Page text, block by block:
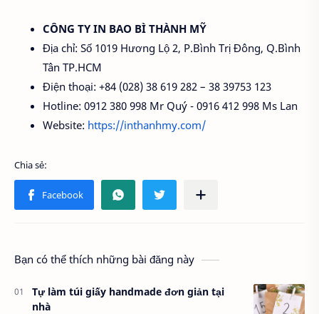
CÔNG TY IN BAO BÌ THÀNH MỸ
Địa chỉ: Số 1019 Hương Lộ 2, P.Bình Trị Đông, Q.Bình
Tân TP.HCM
Điện thoại: +84 (028) 38 619 282 – 38 39753 123
Hotline: 0912 380 998 Mr Quý - 0916 412 998 Ms Lan
Website: https://inthanhmy.com/
Bạn có thể thích những bài đăng này
Tự làm túi giấy handmade đơn giản tại
nhà